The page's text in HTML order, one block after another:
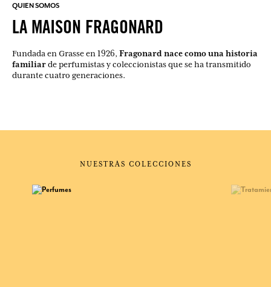
QUIEN SOMOS
LA MAISON FRAGONARD
Fundada en Grasse en 1926, Fragonard nace como una historia
familiarde perfumistas y coleccionistas que se ha transmitido
durante cuatro generaciones.
NUESTRAS COLECCIONES